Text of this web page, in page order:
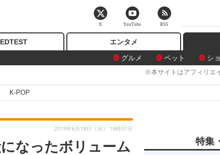
エンタメ
グルメ
ペット シ
※本サイトはアフィリエ
K-POP
なったボリューム
2019年6月19日（水） 16時37分
特集
X YouTube RSS